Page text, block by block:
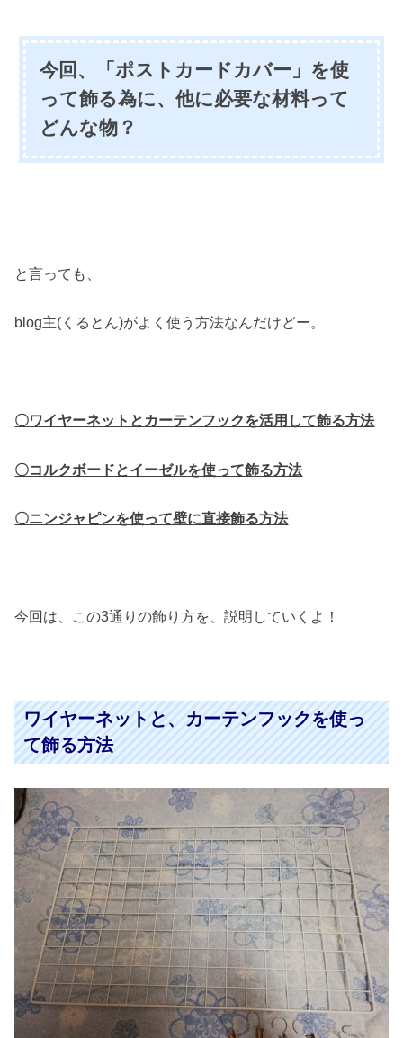
今回、「ポストカードカバー」を使
って飾る為に、他に必要な材料って
どんな物？
と言っても、
blog主(くるとん)がよく使う方法なんだけどー。
〇ワイヤーネットとカーテンフックを活用して飾る方法
〇コルクボードとイーゼルを使って飾る方法
〇ニンジャピンを使って壁に直接飾る方法
今回は、この3通りの飾り方を、説明していくよ！
ワイヤーネットと、カーテンフックを使っ
て飾る方法